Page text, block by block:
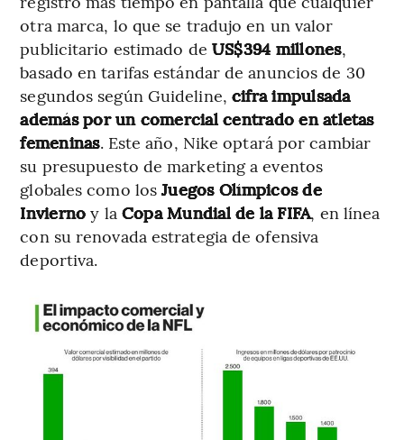
otra marca, lo que se tradujo en un valor
publicitario estimado de US$394 millones,
basado en tarifas estándar de anuncios de 30
segundos según Guideline, cifra impulsada
además por un comercial centrado en atletas
femeninas. Este año, Nike optará por cambiar
su presupuesto de marketing a eventos
globales como losJuegos Olímpicos de
Invierno y la Copa Mundial de la FIFA, en línea
con su renovada estrategia de ofensiva
deportiva.